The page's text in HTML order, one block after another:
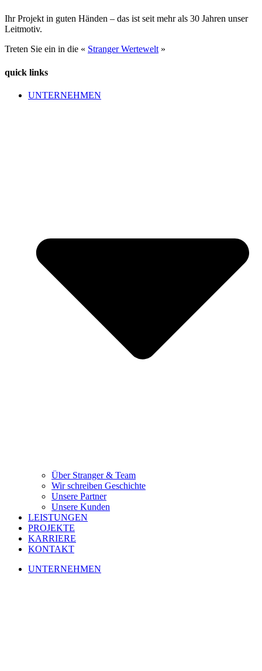
Ihr Projekt in guten Händen – das ist seit mehr als 30 Jahren unser
Leitmotiv.
Treten Sie ein in die « Stranger Wertewelt »
quick links
UNTERNEHMEN
Über Stranger & Team
Wir schreiben Geschichte
Unsere Partner
Unsere Kunden
LEISTUNGEN
PROJEKTE
KARRIERE
KONTAKT
UNTERNEHMEN